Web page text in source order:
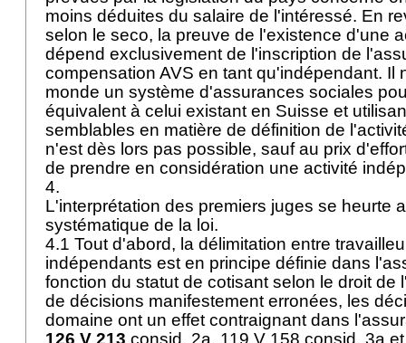
moins déduites du salaire de l'intéressé. En
selon le seco, la preuve de l'existence d'une
dépend exclusivement de l'inscription de
compensation AVS en tant qu'indépendant. Il
monde un système d'assurances sociales
équivalent à celui existant en Suisse et
semblables en matière de définition de
n'est dès lors pas possible, sauf au prix
de prendre en considération une activité
4.
L'interprétation des premiers juges se heurte
systématique de la loi.
4.1 Tout d'abord, la délimitation entre
indépendants est en principe définie dans
fonction du statut de cotisant selon le droit de
de décisions manifestement erronées, les
domaine ont un effet contraignant dans
126 V 213 consid. 2a, 119 V 158 consid. 3a